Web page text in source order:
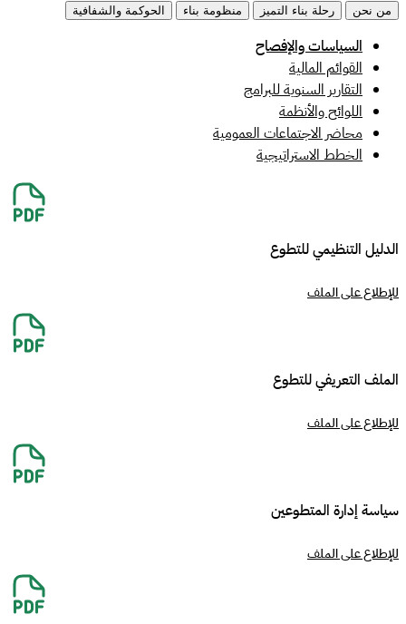
من نحن رحلة بناء التميز منظومة بناء الحوكمة والشفافية
السياسات والإفصاح
القوائم المالية
التقارير السنوية للبرامج
اللوائح والأنظمة
محاضر الاجتماعات العمومية
الخطط الاستراتيجية
الدليل التنظيمي للتطوع
للإطلاع على الملف
الملف التعريفي للتطوع
للإطلاع على الملف
سياسة إدارة المتطوعين
للإطلاع على الملف